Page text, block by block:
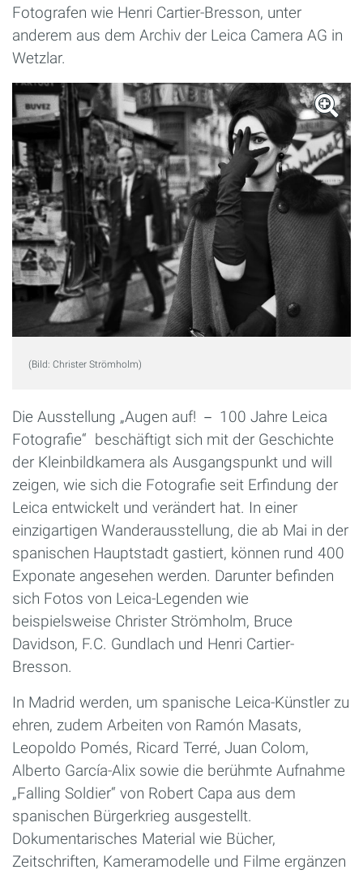
Fotografen wie Henri Cartier-Bresson, unter
anderem aus dem Archiv der Leica Camera AG in
Wetzlar.
(Bild: Christer Strömholm)
Die Ausstellung „Augen auf! － 100 Jahre Leica
Fotografie“ beschäftigt sich mit der Geschichte
der Kleinbildkamera als Ausgangspunkt und will
zeigen, wie sich die Fotografie seit Erfindung der
Leica entwickelt und verändert hat. In einer
einzigartigen Wanderausstellung, die ab Mai in der
spanischen Hauptstadt gastiert, können rund 400
Exponate angesehen werden. Darunter befinden
sich Fotos von Leica-Legenden wie
beispielsweise Christer Strömholm, Bruce
Davidson, F.C. Gundlach und Henri Cartier-
Bresson.
In Madrid werden, um spanische Leica-Künstler zu
ehren, zudem Arbeiten von Ramón Masats,
Leopoldo Pomés, Ricard Terré, Juan Colom,
Alberto García-Alix sowie die berühmte Aufnahme
„Falling Soldier“ von Robert Capa aus dem
spanischen Bürgerkrieg ausgestellt.
Dokumentarisches Material wie Bücher,
Zeitschriften, Kameramodelle und Filme ergänzen